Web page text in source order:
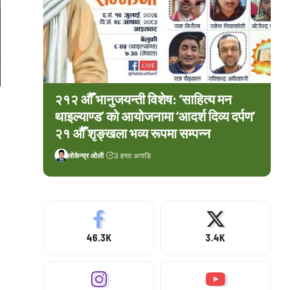
२१२ औँ भानुजयन्ती विशेष: ‘साहित्य मन
थाइल्याण्ड’ को आयोजनामा ‘आदर्श दिव्य दर्पण’
२१ औँ शृङ्खला भव्य रूपमा सम्पन्न
लोकेन्द्र ओली 3 हप्ता अगाडि
46.3K 3.4K